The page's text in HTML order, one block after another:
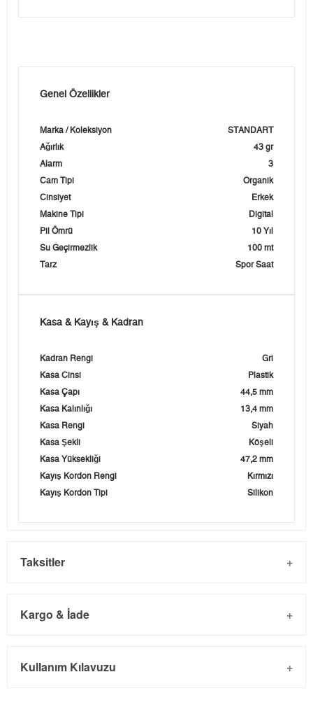
Genel Özellikler
Marka / Koleksiyon
STANDART
Ağırlık
43 gr
Alarm
3
Cam Tipi
Organik
Cinsiyet
Erkek
Makine Tipi
Digital
Pil Ömrü
10 Yıl
Su Geçirmezlik
100 mt
Tarz
Spor Saat
Kasa & Kayış & Kadran
Kadran Rengi
Gri
Kasa Cinsi
Plastik
Kasa Çapı
44,5 mm
Kasa Kalınlığı
13,4 mm
Kasa Rengi
Siyah
Kasa Şekli
Köşeli
Kasa Yüksekliği
47,2 mm
Kayış Kordon Rengi
Kırmızı
Kayış Kordon Tipi
Silikon
Taksitler
Kargo & İade
Kullanım Kılavuzu